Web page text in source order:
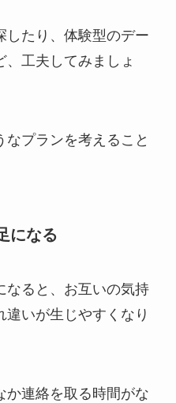
したり、体験型のデー
、工夫してみましょ
プランを考えること
になる
なると、お互いの気持
いが生じやすくなり
か連絡を取る時間がな